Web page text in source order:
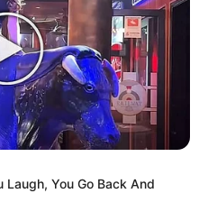
You Go Back And